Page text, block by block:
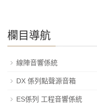
欄目導航
線陣音響係統
DX 係列點聲源音箱
ES係列 工程音響係統